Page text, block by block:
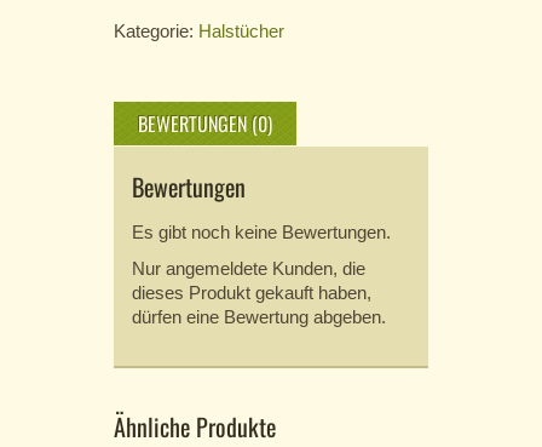
Kategorie: Halstücher
BEWERTUNGEN (0)
Bewertungen
Es gibt noch keine Bewertungen.
Nur angemeldete Kunden, die
dieses Produkt gekauft haben,
dürfen eine Bewertung abgeben.
Ähnliche Produkte